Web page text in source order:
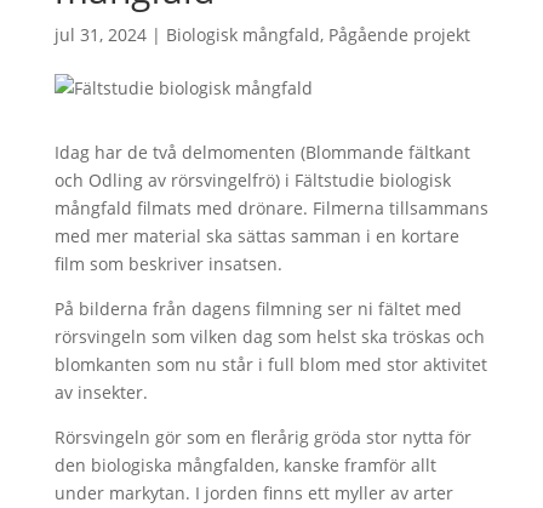
jul 31, 2024| Biologisk mångfald, Pågående projekt
Idag har de två delmomenten (Blommande fältkant
och Odling av rörsvingelfrö) i Fältstudie biologisk
mångfald filmats med drönare. Filmerna tillsammans
med mer material ska sättas samman i en kortare
film som beskriver insatsen.
På bilderna från dagens filmning ser ni fältet med
rörsvingeln som vilken dag som helst ska tröskas och
blomkanten som nu står i full blom med stor aktivitet
av insekter.
Rörsvingeln gör som en flerårig gröda stor nytta för
den biologiska mångfalden, kanske framför allt
under markytan. I jorden finns ett myller av arter